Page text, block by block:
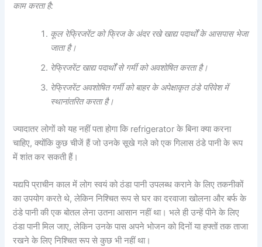
काम करता है:
कूल रेफ्रिजरेंट को फ्रिज के अंदर रखे खाद्य पदार्थों के आसपास भेजा
जाता है।
रेफ्रिजरेंट खाद्य पदार्थों से गर्मी को अवशोषित करता है।
रेफ्रिजरेंट अवशोषित गर्मी को बाहर के अपेक्षाकृत ठंडे परिवेश में
स्थानांतरित करता है।
ज्यादातर लोगों को यह नहीं पता होगा कि refrigerator के बिना क्या करना
चाहिए, क्योंकि कुछ चीजें हैं जो उनके सूखे गले को एक गिलास ठंडे पानी के रूप
में शांत कर सकती हैं।
यद्यपि प्राचीन काल में लोग स्वयं को ठंडा पानी उपलब्ध कराने के लिए तकनीकों
का उपयोग करते थे, लेकिन निश्चित रूप से घर का दरवाजा खोलना और बर्फ के
ठंडे पानी की एक बोतल लेना उतना आसान नहीं था। भले ही उन्हें पीने के लिए
ठंडा पानी मिल जाए, लेकिन उनके पास अपने भोजन को दिनों या हफ्तों तक ताजा
रखने के लिए निश्चित रूप से कुछ भी नहीं था।